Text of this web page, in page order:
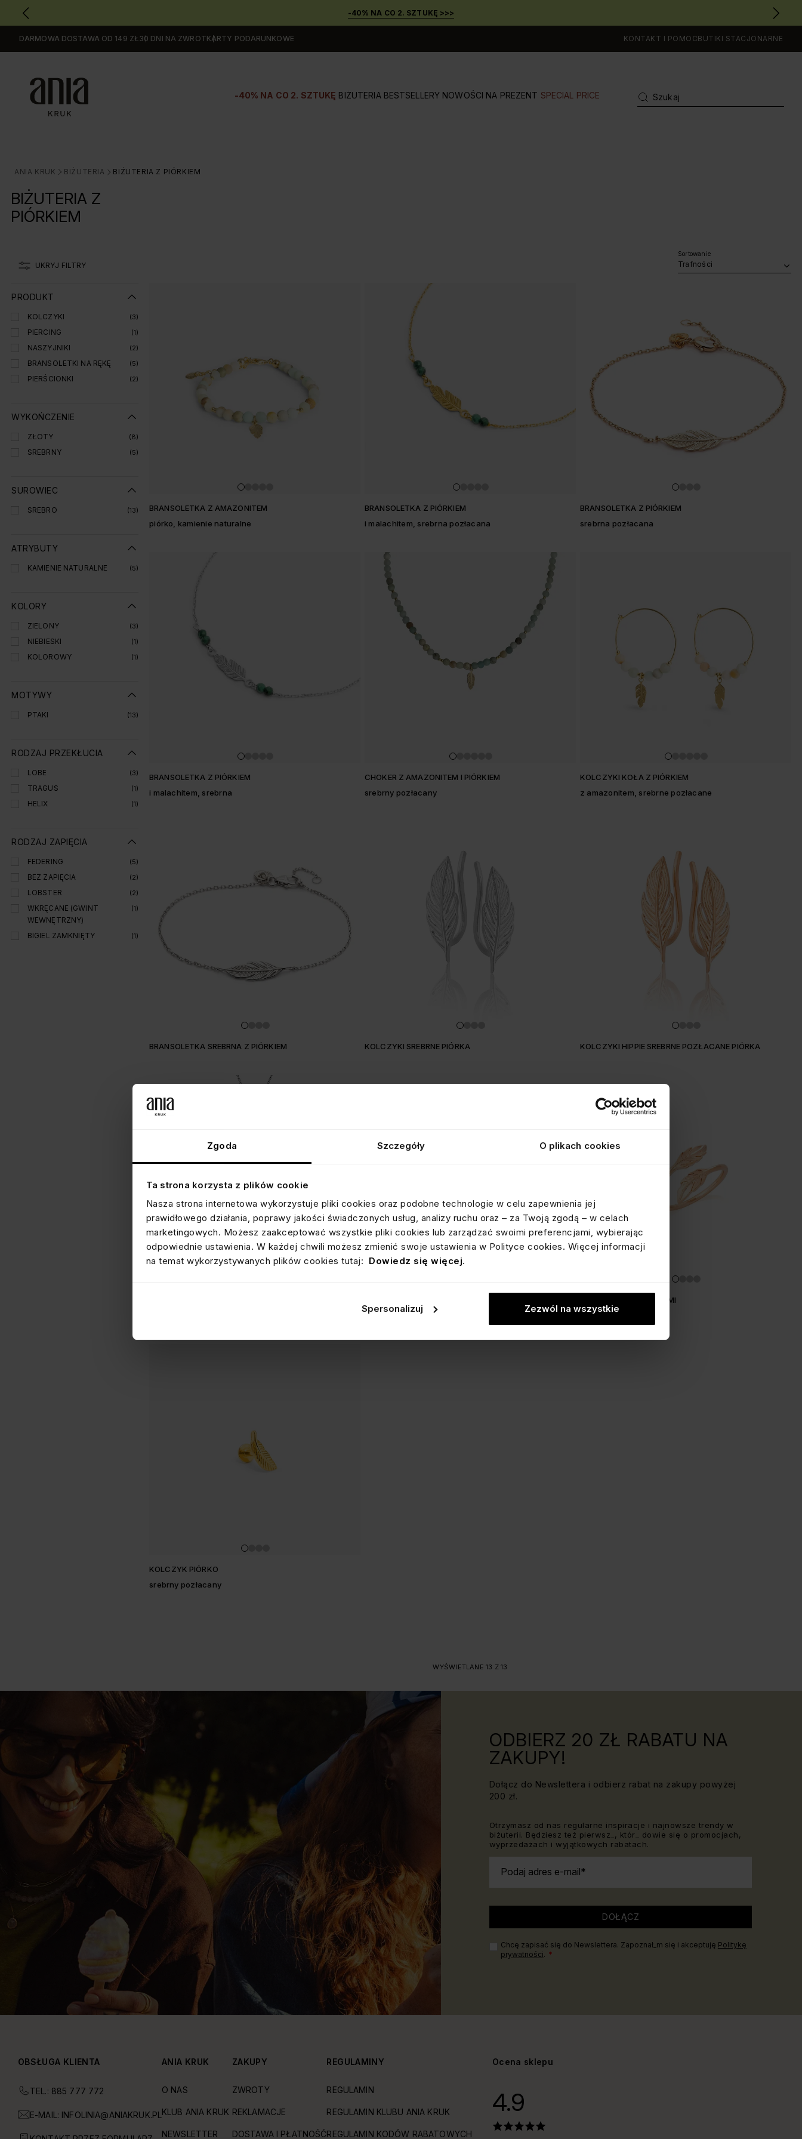
Zgoda Szczegóły O plikach cookies
Ta strona korzysta z plików cookie
Nasza strona internetowa wykorzystuje pliki cookies oraz podobne technologie w celu zapewnienia jej
prawidłowego działania, poprawy jakości świadczonych usług, analizy ruchu oraz – za Twoją zgodą – w celach
marketingowych. Możesz zaakceptować wszystkie pliki cookies lub zarządzać swoimi preferencjami, wybierając
odpowiednie ustawienia. W każdej chwili możesz zmienić swoje ustawienia w Polityce cookies. Więcej informacji
na temat wykorzystywanych plików cookies tutaj: Dowiedz się więcej.
Spersonalizuj Zezwól na wszystkie
GŁÓWNEJ
ZAWARTOŚCI
FILTRÓW
UŻYTKOWNIKA
-40% NA CO 2. SZTUKĘ >>>
DARMOWA DOSTAWA OD 149 ZŁ30 DNI NA ZWROTKARTY PODARUNKOWE KONTAKT I POMOCBUTIKI STACJONARNE
-40% NA CO 2. SZTUKĘ BIŻUTERIA BESTSELLERY NOWOŚCI NA PREZENT SPECIAL PRICE
ANIA KRUK
>
BIŻUTERIA
>
BIŻUTERIA Z PIÓRKIEM
BIŻUTERIA Z
PIÓRKIEM
Sortowanie
Trafności
UKRYJ FILTRY
PRODUKT
KOLCZYKI (3)
PIERCING (1)
NASZYJNIKI (2)
BRANSOLETKI NA RĘKĘ (5)
PIERŚCIONKI (2)
WYKOŃCZENIE
ZŁOTY (8)
SREBRNY (5)
SUROWIEC
SREBRO (13)
ATRYBUTY
KAMIENIE NATURALNE (5)
KOLORY
ZIELONY (3)
NIEBIESKI (1)
KOLOROWY (1)
MOTYWY
PTAKI (13)
RODZAJ PRZEKŁUCIA
LOBE (3)
TRAGUS (1)
HELIX (1)
RODZAJ ZAPIĘCIA
FEDERING (5)
BEZ ZAPIĘCIA (2)
LOBSTER (2)
WKRĘCANE (GWINT
WEWNĘTRZNY)
(1)
BIGIEL ZAMKNIĘTY (1)
BRANSOLETKA Z AMAZONITEM
piórko, kamienie naturalne
BRANSOLETKA Z PIÓRKIEM
i malachitem, srebrna pozłacana
BRANSOLETKA Z PIÓRKIEM
srebrna pozłacana
BRANSOLETKA Z PIÓRKIEM
i malachitem, srebrna
CHOKER Z AMAZONITEM I PIÓRKIEM
srebrny pozłacany
KOLCZYKI KOŁA Z PIÓRKIEM
z amazonitem, srebrne pozłacane
BRANSOLETKA SREBRNA Z PIÓRKIEM KOLCZYKI SREBRNE PIÓRKA KOLCZYKI HIPPIE SREBRNE POZŁACANE PIÓRKA
PIERŚCIONEK Z PIÓRKAMI
srebrny pozłacany
KOLCZYK PIÓRKO
srebrny pozłacany
WYŚWIETLANE 13 Z 13
ODBIERZ 20 ZŁ RABATU NA
ZAKUPY!
Dołącz do Newslettera i odbierz rabat na zakupy powyżej
200 zł.
Otrzymasz od nas regularne inspiracje i najnowsze trendy w
biżuterii. Będziesz też pierwsz_, któr_ dowie się o promocjach,
wyprzedażach i wyjątkowych rabatach.
Podaj adres e-mail
DOŁĄCZ
Chcę zapisać się do Newslettera. Zapoznał_m się i akceptuję Politykę
prywatności.
OBSŁUGA KLIENTA
TEL.: 885 777 772
E-MAIL: INFOLINIA@ANIAKRUK.PL
ANIA KRUK
O NAS
KLUB ANIA KRUK
NEWSLETTER
ZAKUPY
ZWROTY
REKLAMACJE
DOSTAWA I PŁATNOŚĆ
REGULAMINY
REGULAMIN
REGULAMIN KLUBU ANIA KRUK
REGULAMIN KODÓW RABATOWYCH
Ocena sklepu
4.9